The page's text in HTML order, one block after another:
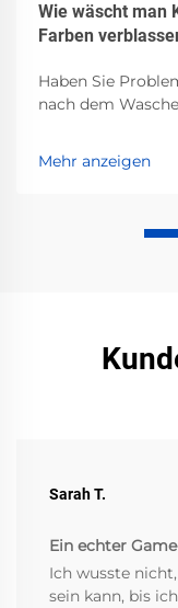
Wie wäscht man
Farben
Haben Sie
nach dem
Wasser, pH-
Lufttrocknung
Mehr anzeigen
Sarah T.
Ein echter
Ich wusste
sein kann, bis